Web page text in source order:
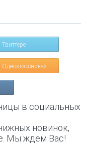
Твиттере
Одноклассниках
в социальных
новинок,
Мы ждём Вас!